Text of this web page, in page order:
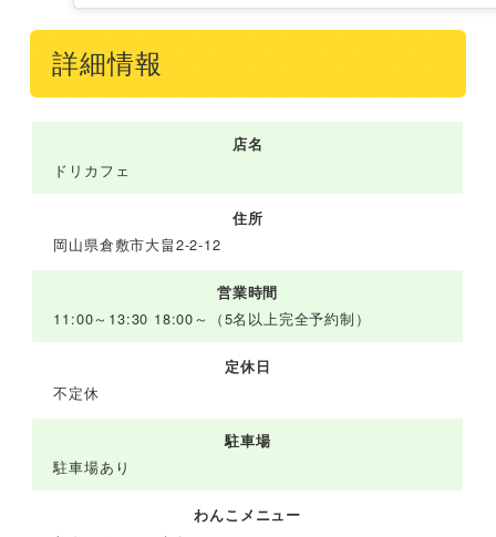
詳細情報
店名
ドリカフェ
住所
岡山県倉敷市大畠2-2-12
営業時間
11:00～13:30 18:00～（5名以上完全予約制）
定休日
不定休
駐車場
駐車場あり
わんこメニュー